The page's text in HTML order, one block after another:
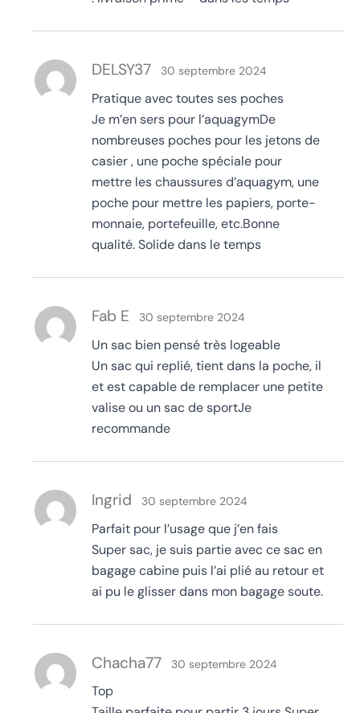
DELSY37 30 septembre 2024
Pratique avec toutes ses poches
Je m’en sers pour l’aquagymDe
nombreuses poches pour les jetons de
casier , une poche spéciale pour
mettre les chaussures d’aquagym, une
poche pour mettre les papiers, porte-
monnaie, portefeuille, etc.Bonne
qualité. Solide dans le temps
Fab E 30 septembre 2024
Un sac bien pensé très logeable
Un sac qui replié, tient dans la poche, il
et est capable de remplacer une petite
valise ou un sac de sportJe
recommande
Ingrid 30 septembre 2024
Parfait pour l’usage que j’en fais
Super sac, je suis partie avec ce sac en
bagage cabine puis l’ai plié au retour et
ai pu le glisser dans mon bagage soute.
Chacha77 30 septembre 2024
Top